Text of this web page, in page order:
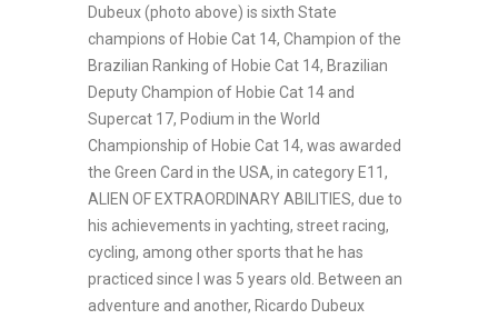
Dubeux (photo above) is sixth State
champions of Hobie Cat 14, Champion of the
Brazilian Ranking of Hobie Cat 14, Brazilian
Deputy Champion of Hobie Cat 14 and
Supercat 17, Podium in the World
Championship of Hobie Cat 14, was awarded
the Green Card in the USA, in category E11,
ALIEN OF EXTRAORDINARY ABILITIES, due to
his achievements in yachting, street racing,
cycling, among other sports that he has
practiced since I was 5 years old. Between an
adventure and another, Ricardo Dubeux